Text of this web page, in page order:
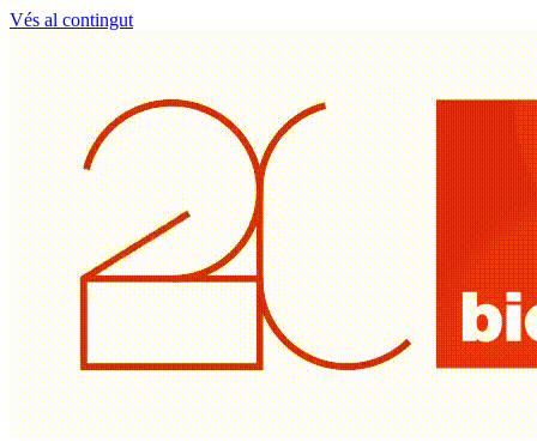
Vés al contingut